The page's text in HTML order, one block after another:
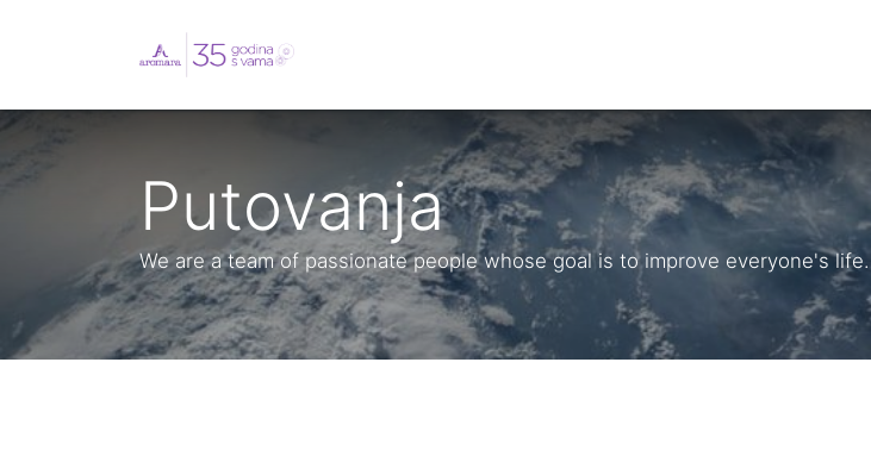
Putovanja
We are a team of passionate people whose goal is to improve everyone's life.